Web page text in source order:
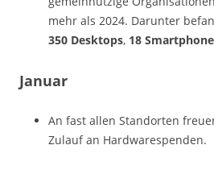
mehr als 2024. Darunter
350 Desktops, 18
Januar
An fast allen Standorten
Zulauf an Hardwarespenden.